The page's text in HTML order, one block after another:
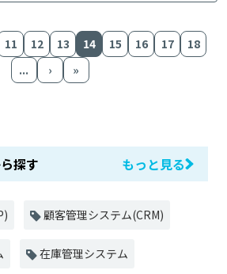
11 12 13 14 15 16 17
18
...
› »
探す もっと見る
顧客管理システム(CRM)
在庫管理システム